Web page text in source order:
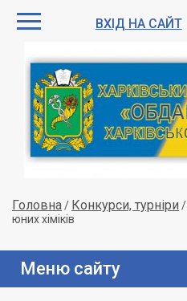
ВХІД НА САЙТ
Головна/ Конкурси, турніри /
юних хіміків
Меню сайту